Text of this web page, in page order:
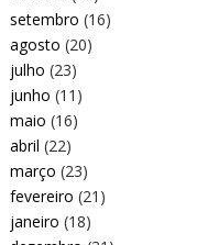
setembro (16)
agosto (20)
julho (23)
junho (11)
maio (16)
abril (22)
março (23)
fevereiro (21)
janeiro (18)